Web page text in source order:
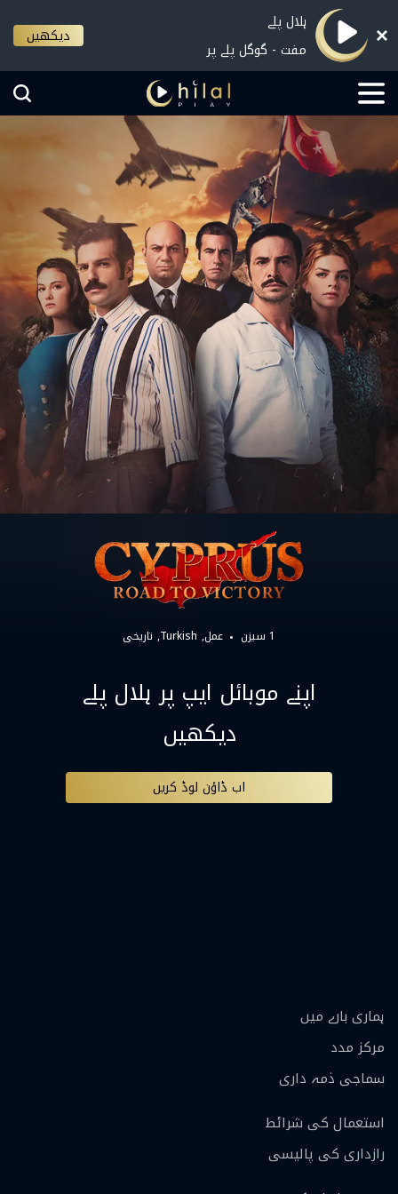
ہلال پلے
مفت - گوگل پلے پر
دیکھیں
1 سیزن عمل Turkish تاریخی
اپنے موبائل ایپ پر ہلال پلے
دیکھیں
اب ڈاؤن لوڈ کریں
ہماری بارے ميں
مرکز مدد
سماجی ذمہ داری
استعمال کی شرائط
رازداری کی پالیسی